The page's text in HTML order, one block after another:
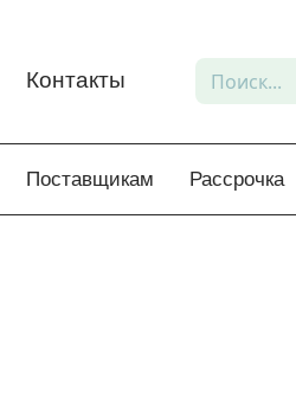
Контакты
Поставщикам Рассрочка